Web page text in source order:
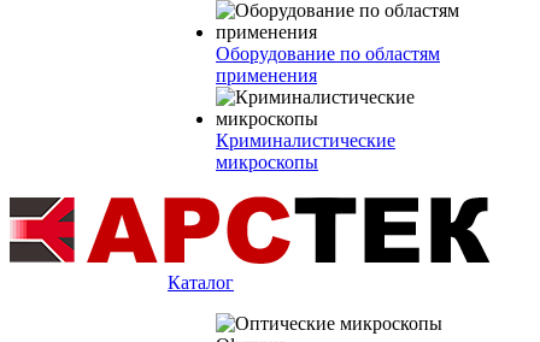
Оборудование по областям
применения
Криминалистические
микроскопы
Каталог